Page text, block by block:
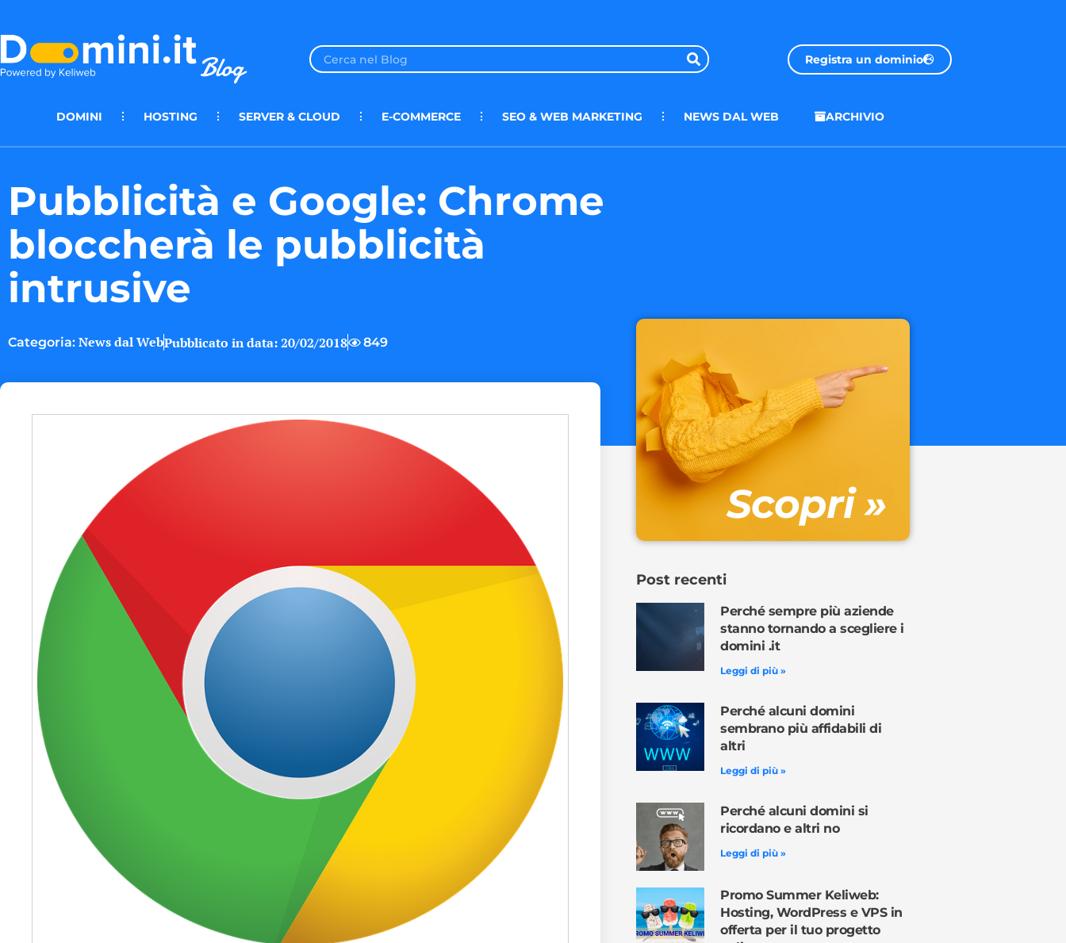
Registra un dominio
DOMINI HOSTING SERVER & CLOUD E-COMMERCE SEO & WEB MARKETING NEWS DAL WEB ARCHIVIO
Pubblicità e Google: Chrome
bloccherà le pubblicità
intrusive
Categoria: News dal WebPubblicato in data:20/02/2018 849
Scopri »
Post recenti
Perché sempre più aziende
stanno tornando a scegliere i
domini .it
Leggi di più »
Perché alcuni domini
sembrano più affidabili di
altri
Leggi di più »
Perché alcuni domini si
ricordano e altri no
Leggi di più »
Promo Summer Keliweb:
Hosting, WordPress e VPS in
offerta per il tuo progetto